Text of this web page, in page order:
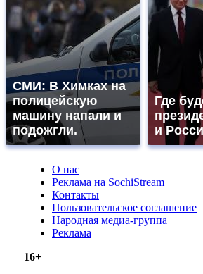
СМИ: В Химках на
полицейскую
машину напали и
подожгли.
Где
и
О нас
Реклама на SochiStream
Контакты
Пользовательское соглашение
Народная медиа-группа
Реклама
16+